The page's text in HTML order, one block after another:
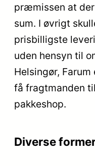
præmissen at
sum. I øvrigt
prisbilligste
uden hensyn til
Helsingør,
få fragtmanden
pakkeshop.
Diverse